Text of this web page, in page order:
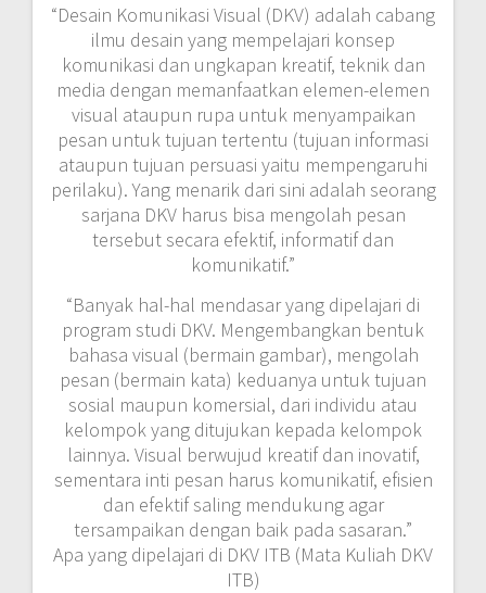
“Desain Komunikasi Visual (DKV) adalah cabang
ilmu desain yang mempelajari konsep
komunikasi dan ungkapan kreatif, teknik dan
media dengan memanfaatkan elemen-elemen
visual ataupun rupa untuk menyampaikan
pesan untuk tujuan tertentu (tujuan informasi
ataupun tujuan persuasi yaitu mempengaruhi
perilaku). Yang menarik dari sini adalah seorang
sarjana DKV harus bisa mengolah pesan
tersebut secara efektif, informatif dan
komunikatif.”
“Banyak hal-hal mendasar yang dipelajari di
program studi DKV. Mengembangkan bentuk
bahasa visual (bermain gambar), mengolah
pesan (bermain kata) keduanya untuk tujuan
sosial maupun komersial, dari individu atau
kelompok yang ditujukan kepada kelompok
lainnya. Visual berwujud kreatif dan inovatif,
sementara inti pesan harus komunikatif, efisien
dan efektif saling mendukung agar
tersampaikan dengan baik pada sasaran.”
Apa yang dipelajari di DKV ITB (Mata Kuliah DKV
ITB)